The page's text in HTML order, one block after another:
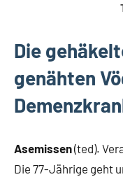
Die
genähten
Asemissen(ted).
Die 77-Jährige geht